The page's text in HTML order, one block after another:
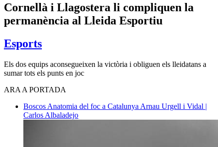
Cornellà i Llagostera li compliquen la
permanència al Lleida Esportiu
Esports
Els dos equips aconsegueixen la victòria i obliguen els lleidatans a
sumar tots els punts en joc
ARA A PORTADA
Boscos Anatomia del foc a Catalunya Arnau Urgell i Vidal |
Carlos Albaladejo